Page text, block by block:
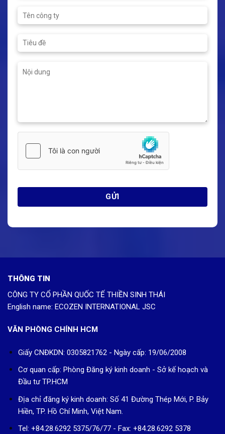
THÔNG TIN
CÔNG TY CỔ PHẦN QUỐC TẾ THIỀN SINH THÁI
English name: ECOZEN INTERNATIONAL JSC
VĂN PHÒNG CHÍNH HCM
Giấy CNĐKDN: 0305821762 - Ngày cấp: 19/06/2008
Cơ quan cấp: Phòng Đăng ký kinh doanh - Sở kế hoạch và
Đầu tư TP.HCM
Địa chỉ đăng ký kinh doanh: Số 41 Đường Thép Mới, P. Bảy
Hiền, TP. Hồ Chí Minh, Việt Nam.
Tel: +84.28.6292 5375/76/77 - Fax: +84.28.6292 5378